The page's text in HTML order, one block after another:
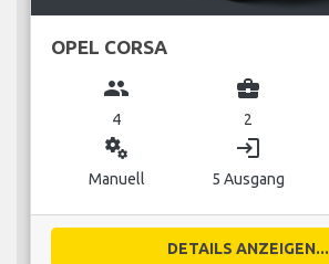
OPEL CORSA
group
4
business_center
2
miscellaneous_services
Manuell
login
5 Ausgang
DETAILS ANZEIGEN...